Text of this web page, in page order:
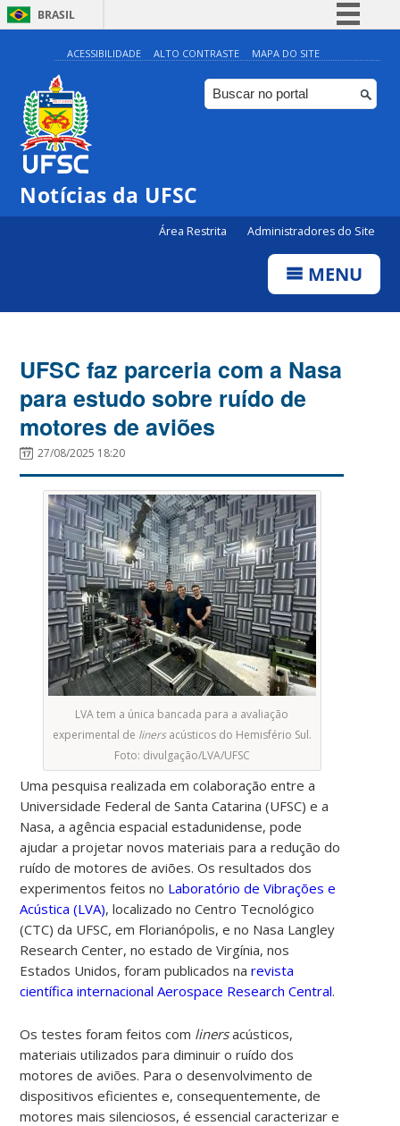
BRASIL
Simplifique!
Comunica BR
Participe
ACESSIBILIDADE ALTO CONTRASTE MAPA DO SITE
Notícias da UFSC
Área Restrita Administradores do Site
MENU
UFSC faz parceria com a Nasa
para estudo sobre ruído de
motores de aviões
27/08/2025 18:20
LVA tem a única bancada para a avaliação
experimental de linersacústicos do Hemisfério Sul.
Foto: divulgação/LVA/UFSC
Uma pesquisa realizada em colaboração entre a
Universidade Federal de Santa Catarina (UFSC) e a
Nasa, a agência espacial estadunidense, pode
ajudar a projetar novos materiais para a redução do
ruído de motores de aviões. Os resultados dos
experimentos feitos no Laboratório de Vibrações e
Acústica (LVA), localizado no Centro Tecnológico
(CTC) da UFSC, em Florianópolis, e no Nasa Langley
Research Center, no estado de Virgínia, nos
Estados Unidos, foram publicados narevista
científica internacional Aerospace Research Central.
Os testes foram feitos com linersacústicos,
materiais utilizados para diminuir o ruído dos
motores de aviões. Para o desenvolvimento de
dispositivos eficientes e, consequentemente, de
motores mais silenciosos, é essencial caracterizar e